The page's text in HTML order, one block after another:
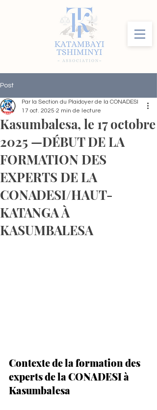
Post
Kasumbalesa, le 17 octobre
2025 —DÉBUT DE LA
FORMATION DES
EXPERTS DE LA
CONADESI/HAUT-
KATANGA À
KASUMBALESA
Par la Section du Plaidoyer de la CONADESI
17 oct. 2025 2 min de lecture
Contexte de la formation des
experts de la CONADESI à
Kasumbalesa